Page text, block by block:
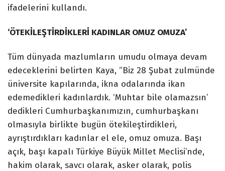
ifadelerini kullandı.
‘ÖTEKİLEŞTİRDİKLERİ KADINLAR OMUZ OMUZA’
Tüm dünyada mazlumların umudu olmaya devam
edeceklerini belirten Kaya, “Biz 28 Şubat zulmünde
üniversite kapılarında, ikna odalarında ikan
edemedikleri kadınlardık. ‘Muhtar bile olamazsın’
dedikleri Cumhurbaşkanımızın, cumhurbaşkanı
olmasıyla birlikte bugün ötekileştirdikleri,
ayrıştırdıkları kadınlar el ele, omuz omuza. Başı
açık, başı kapalı Türkiye Büyük Millet Meclisi’nde,
hakim olarak, savcı olarak, asker olarak, polis